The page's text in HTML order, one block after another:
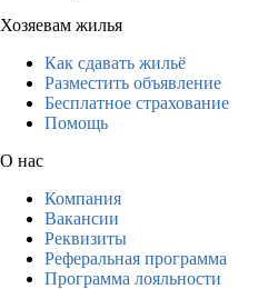
Хозяевам жилья
Как сдавать жильё
Разместить объявление
Бесплатное страхование
Помощь
О нас
Компания
Вакансии
Реквизиты
Реферальная программа
Программа лояльности